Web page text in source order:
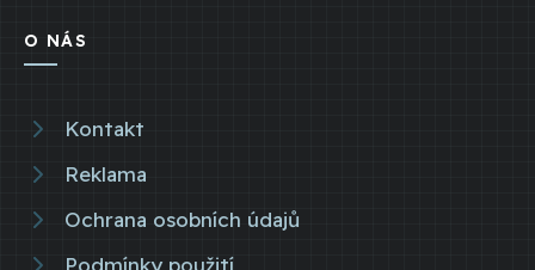
O NÁS
Kontakt
Reklama
Ochrana osobních údajů
Podmínky použití